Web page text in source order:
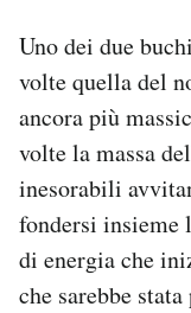
Uno dei due
volte quella del
ancora più
volte la massa
inesorabili
fondersi insieme
di energia che
che sarebbe